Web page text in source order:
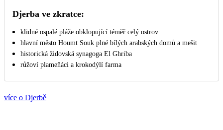
Djerba ve zkratce:
klidné ospalé pláže obklopující téměř celý ostrov
hlavní město Houmt Souk plné bílých arabských domů a mešit
historická židovská synagoga El Ghriba
růžoví plameňáci a krokodýlí farma
více o Djerbě